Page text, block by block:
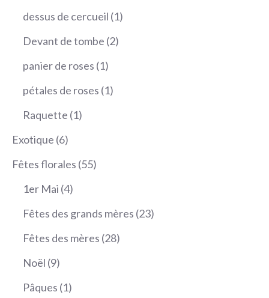
produit
dessus de cercueil 11
Devant de tombe 22
panier de roses 11
produit
pétales de roses 11
Raquette 11
Exotique 66
produits
Fêtes florales 5555
1er Mai 44
produits
Fêtes des grands mères 2323
Fêtes des mères 2828
Noël 99
produits
Pâques 11